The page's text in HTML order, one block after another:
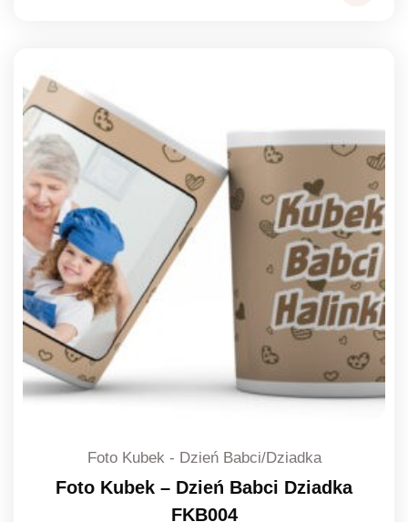
Foto Kubek - Dzień Babci/Dziadka
Foto Kubek – Dzień Babci Dziadka
FKB004